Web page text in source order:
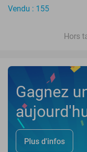
Vendu : 155
Hors
Gagnez
Plus d'infos